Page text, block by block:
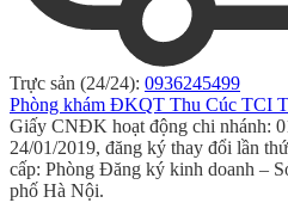
Trực sản (24/24): 0936245499
Phòng khám ĐKQT Thu Cúc TCI
Giấy CNĐK hoạt động chi nhánh:
24/01/2019, đăng ký thay đổi lần
cấp: Phòng Đăng ký kinh doanh –
phố Hà Nội.